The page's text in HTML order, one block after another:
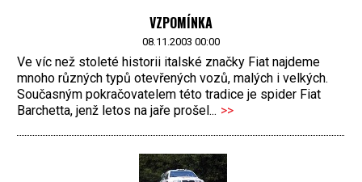
VZPOMÍNKA
08.11.2003 00:00
Ve víc než stoleté historii italské značky Fiat najdeme
mnoho různých typů otevřených vozů, malých i velkých.
Současným pokračovatelem této tradice je spider Fiat
Barchetta, jenž letos na jaře prošel... >>